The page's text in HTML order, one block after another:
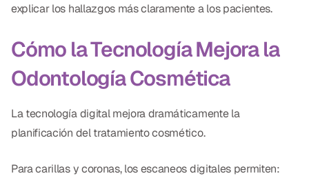
explicar los hallazgos más claramente a los pacientes.
Cómo la Tecnología Mejora la
Odontología Cosmética
La tecnología digital mejora dramáticamente la
planificación del tratamiento cosmético.
Para carillas y coronas, los escaneos digitales permiten: